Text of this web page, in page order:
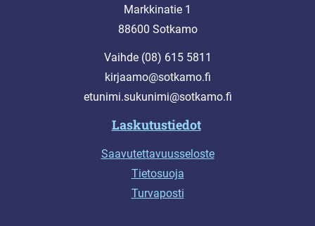
Markkinatie 1
88600 Sotkamo
Vaihde (08) 615 5811
kirjaamo@sotkamo.fi
etunimi.sukunimi@sotkamo.fi
Laskutustiedot
Saavutettavuusseloste
Tietosuoja
Turvaposti